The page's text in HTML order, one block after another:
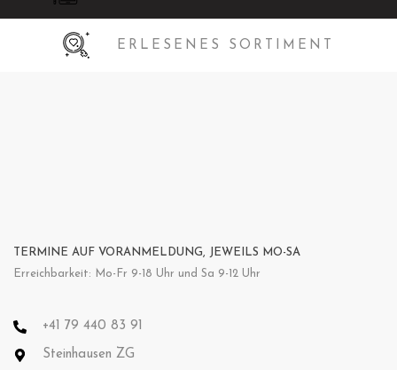
ERLESENES SORTIMENT
TERMINE AUF VORANMELDUNG, JEWEILS MO-SA
Erreichbarkeit: Mo-Fr 9-18 Uhr und Sa 9-12 Uhr
+41 79 440 83 91
Steinhausen ZG